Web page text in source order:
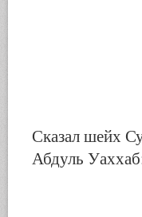
Сказал шейх
Абдуль